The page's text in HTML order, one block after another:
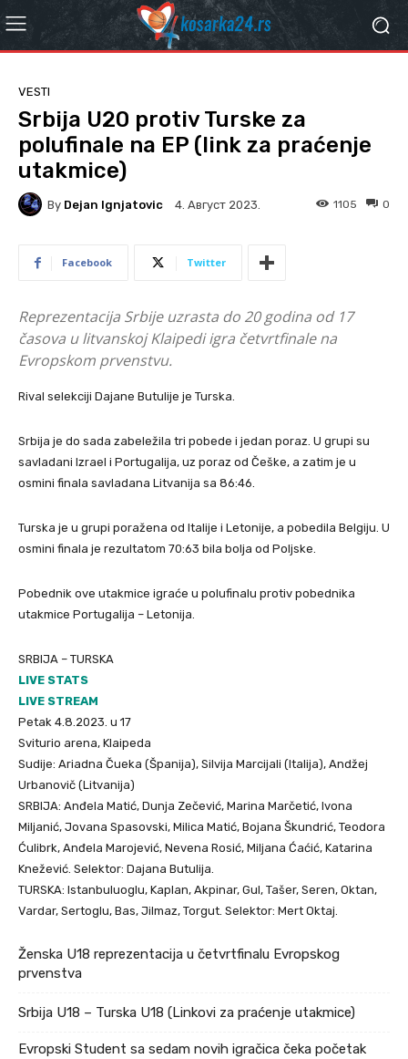
VESTI
Srbija U20 protiv Turske za
polufinale na EP (link za praćenje
utakmice)
By Dejan Ignjatovic 4. Август 2023. 0
1105
Facebook Twitter
Reprezentacija Srbije uzrasta do 20 godina od 17
časova u litvanskoj Klaipedi igra četvrtfinale na
Evropskom prvenstvu.
Rival selekciji Dajane Butulije je Turska.
Srbija je do sada zabeležila tri pobede i jedan poraz. U grupi su
savladani Izrael i Portugalija, uz poraz od Češke, a zatim je u
osmini finala savladana Litvanija sa 86:46.
Turska je u grupi poražena od Italije i Letonije, a pobedila Belgiju. U
osmini finala je rezultatom 70:63 bila bolja od Poljske.
Pobednik ove utakmice igraće u polufinalu protiv pobednika
utakmice Portugalija – Letonija.
SRBIJA – TURSKA
LIVE STATS
LIVE STREAM
Petak 4.8.2023. u 17
Sviturio arena, Klaipeda
Sudije: Ariadna Čueka (Španija), Silvija Marcijali (Italija), Andžej
Urbanovič (Litvanija)
SRBIJA: Anđela Matić, Dunja Zečević, Marina Marčetić, Ivona
Miljanić, Jovana Spasovski, Milica Matić, Bojana Škundrić, Teodora
Ćulibrk, Anđela Marojević, Nevena Rosić, Miljana Ćaćić, Katarina
Knežević. Selektor: Dajana Butulija.
TURSKA: Istanbuluoglu, Kaplan, Akpinar, Gul, Tašer, Seren, Oktan,
Vardar, Sertoglu, Bas, Jilmaz, Torgut. Selektor: Mert Oktaj.
Ženska U18 reprezentacija u četvrtfinalu Evropskog
prvenstva
Srbija U18 – Turska U18 (Linkovi za praćenje utakmice)
Evropski Student sa sedam novih igračica čeka početak